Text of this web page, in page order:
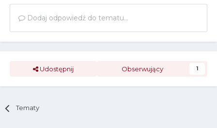
Dodaj odpowiedź do tematu...
Udostępnij Obserwujący 1
Tematy